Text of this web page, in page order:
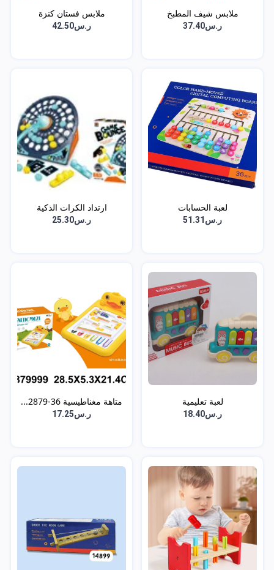
ملابس شيف المطبخ
ر.س37.40
ملابس فستان كنزة
ر.س42.50
لعبة الحسابات
ر.س51.31
ارتداد الكرات الذكية
ر.س25.30
لعبة تعليمية
ر.س18.40
متاهة مغناطيسية 36-2879...
ر.س17.25